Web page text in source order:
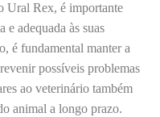
Ural Rex, é importante
e adequada às suas
é fundamental manter a
possíveis problemas
ao veterinário também
animal a longo prazo.